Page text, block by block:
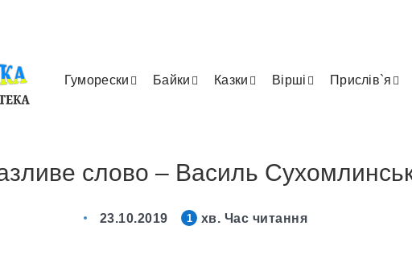
Гуморески Байки Казки Вірші Прислів`я
слово – Василь
23.10.2019 1 хв. Час читання